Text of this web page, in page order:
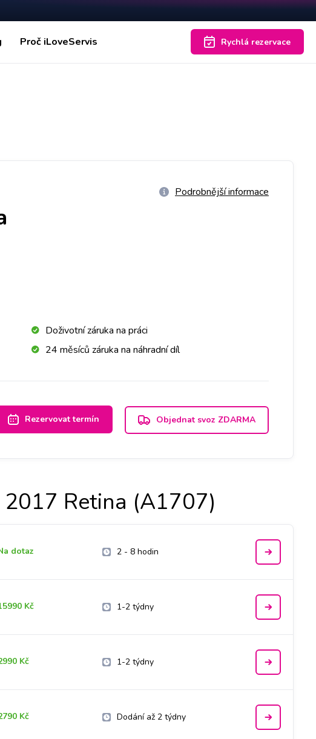
Proč iLoveServis Rychlá rezervace
Podrobnější informace
Doživotní záruka na práci
24 měsíců záruka na náhradní díl
Rezervovat termín Objednat svoz ZDARMA
Retina (A1707)
dotaz 2 - 8 hodin
Kč 1-2 týdny
Kč 1-2 týdny
Kč Dodání až 2 týdny